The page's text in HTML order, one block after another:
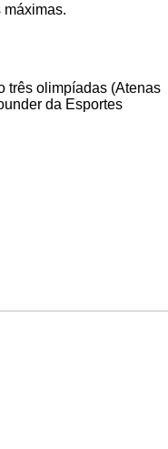
três olimpíadas (Atenas
da Esportes